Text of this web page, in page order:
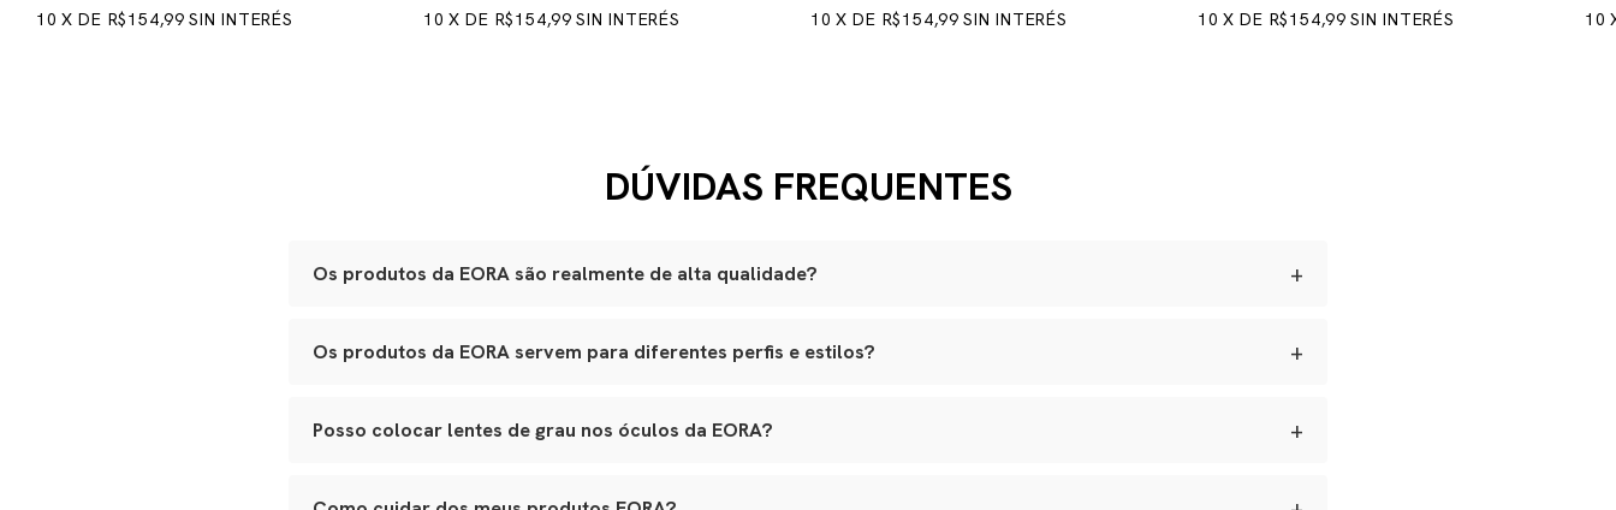
10 XDE R$154,99 SIN INTERÉS 10 XDE R$154,99 SIN INTERÉS 10 XDE R$154,99 SIN INTERÉS 10 XDE R$154,99 SIN INTERÉS 10
DÚVIDAS FREQUENTES
Os produtos da EORA são realmente de alta qualidade? +
Óculos:acetato Mazzucchelli italiano, lentes ZEISS com proteção UVA e UVB, adornos banhados a ouro japonês e
Joias e metais:acabamento premium, banho antialérgico e design exclusivo.
Os produtos da EORA servem para diferentes perfis e estilos? +
de festa ao porta-joias de viagem. Tudo é pensado para integrar funcionalidade real, elegância e longa vida útil.
Posso colocar lentes de grau nos óculos da EORA? +
ao seu óptico de confiança para aplicação das lentes sem alterar o design original.